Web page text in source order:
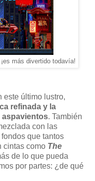
más divertido todavía!
este último lustro,
refinada y la
aspavientos. También
con las
que tantos
cintas como The
de lo que pueda
por partes: ¿de qué